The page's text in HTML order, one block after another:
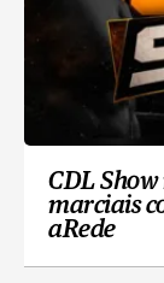
CDL Show
marciais
aRede